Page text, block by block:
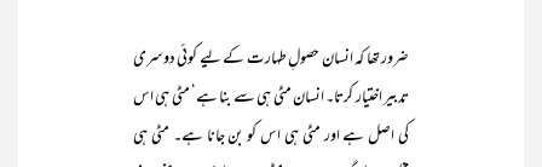
ضرور تھا کہ انسان حصولِ طہارت کے لیے کوئی دوسری
تدبیر اختیار کرتا۔ انسان مٹی ہی سے بنا ہے‘ مٹی ہی اس
کی اصل ہے اور مٹی ہی اس کو بن جانا ہے۔ مٹی ہی